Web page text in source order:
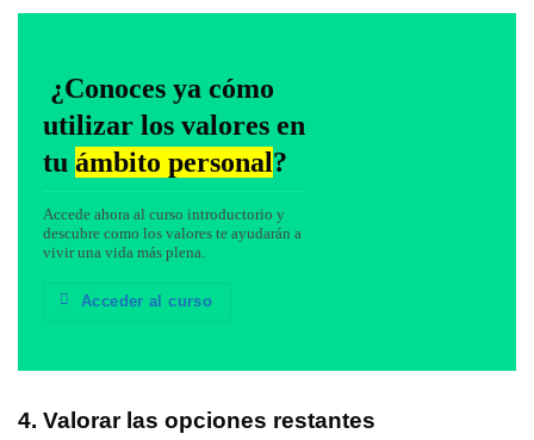
¿Conoces ya cómo
utilizar los valores en
tu ámbito personal?
Accede ahora al curso introductorio y
descubre como los valores te ayudarán a
vivir una vida más plena.
Acceder al curso
4. Valorar las opciones restantes